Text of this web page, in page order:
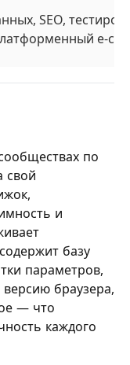
SEO,
e-
по
свой
и
базу
параметров,
браузера,
— что
каждого